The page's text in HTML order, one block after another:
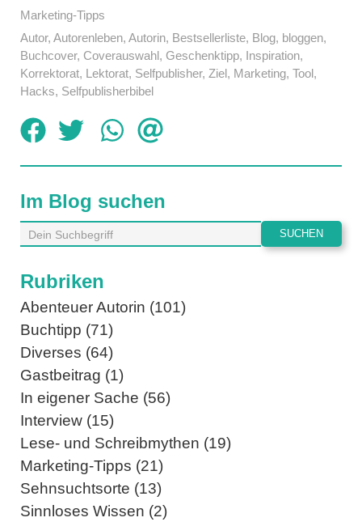
Marketing-Tipps
Autor, Autorenleben, Autorin, Bestsellerliste, Blog, bloggen,
Buchcover, Coverauswahl, Geschenktipp, Inspiration,
Korrektorat, Lektorat, Selfpublisher, Ziel, Marketing, Tool,
Hacks, Selfpublisherbibel
Im Blog suchen
Rubriken
Abenteuer Autorin (101)
Buchtipp (71)
Diverses (64)
Gastbeitrag (1)
In eigener Sache (56)
Interview (15)
Lese- und Schreibmythen (19)
Marketing-Tipps (21)
Sehnsuchtsorte (13)
Sinnloses Wissen (2)